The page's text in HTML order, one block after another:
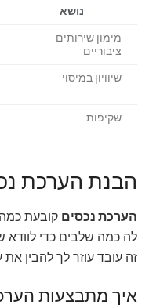
נושא
מימון שירותים
ציבוריים
שיוויון במיסוי
שקיפות
הבנת הערכת
הערכת נכסים קובעת
לה כמה שלבים כדי לוודא
זה עובד עוזר לך להבין
איך מתבצעות